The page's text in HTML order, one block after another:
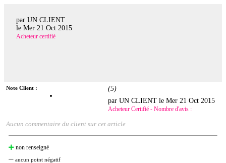
par UN CLIENT
le Mer 21 Oct 2015
Acheteur certifié
Note Client : (5)
par UN CLIENT leMer 21 Oct 2015
Acheteur Certifié - Nombre d'avis :
Aucun commentaire du client sur cet article
non renseigné
aucun point négatif